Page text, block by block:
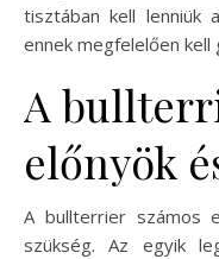
tisztában kell lenniük
ennek megfelelően kell
A
előnyök
A bullterrier számos
szükség. Az egyik